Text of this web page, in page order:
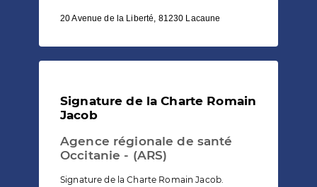
20 Avenue de la Liberté, 81230 Lacaune
Signature de la Charte Romain
Jacob
Agence régionale de santé
Occitanie - (ARS)
Signature de la Charte Romain Jacob.